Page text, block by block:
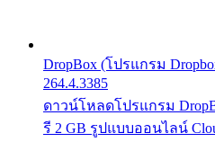
DropBox (โปรแกรม
264.4.3385
ดาวน์โหลดโปรแกรม
รี 2 GB รูปแบบออนไลน์